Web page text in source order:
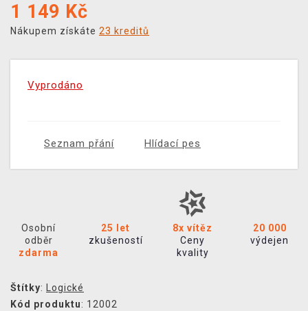
1 149 Kč
Nákupem získáte 23 kreditů
Vyprodáno
Seznam přání Hlídací pes
Osobní
odběr
zdarma
25 let
zkušeností
8x vítěz
Ceny
kvality
20 000
výdejen
Štítky: Logické
Kód produktu: 12002